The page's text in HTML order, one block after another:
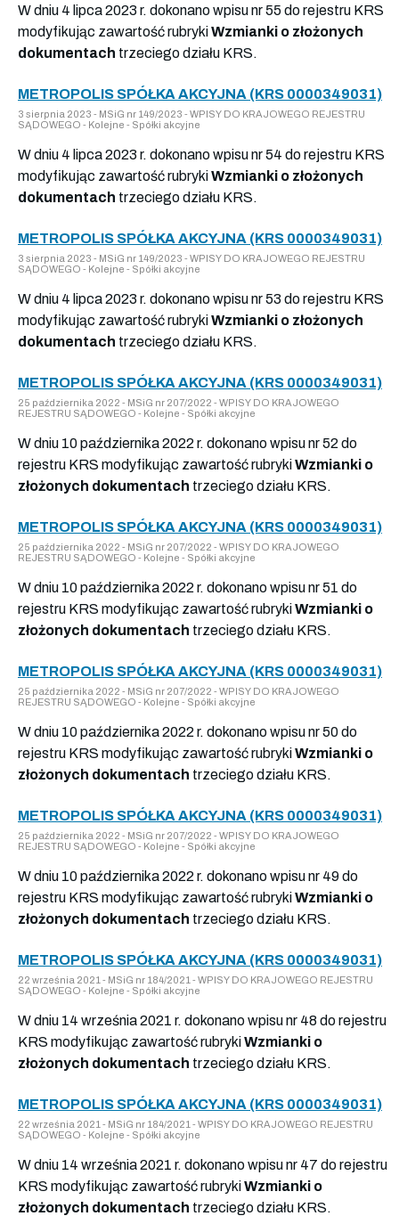
W dniu 4 lipca 2023 r. dokonano wpisu nr 55 do rejestru KRS
modyfikując zawartość rubrykiWzmianki o złożonych
dokumentach trzeciego działu KRS.
METROPOLIS SPÓŁKA AKCYJNA (KRS 0000349031)
3 sierpnia 2023 - MSiG nr 149/2023 - WPISY DO KRAJOWEGO REJESTRU
SĄDOWEGO - Kolejne - Spółki akcyjne
W dniu 4 lipca 2023 r. dokonano wpisu nr 54 do rejestru KRS
modyfikując zawartość rubrykiWzmianki o złożonych
dokumentach trzeciego działu KRS.
METROPOLIS SPÓŁKA AKCYJNA (KRS 0000349031)
3 sierpnia 2023 - MSiG nr 149/2023 - WPISY DO KRAJOWEGO REJESTRU
SĄDOWEGO - Kolejne - Spółki akcyjne
W dniu 4 lipca 2023 r. dokonano wpisu nr 53 do rejestru KRS
modyfikując zawartość rubrykiWzmianki o złożonych
dokumentach trzeciego działu KRS.
METROPOLIS SPÓŁKA AKCYJNA (KRS 0000349031)
25 października 2022 - MSiG nr 207/2022 - WPISY DO KRAJOWEGO
REJESTRU SĄDOWEGO - Kolejne - Spółki akcyjne
W dniu 10 października 2022 r. dokonano wpisu nr 52 do
rejestru KRS modyfikując zawartość rubrykiWzmianki o
złożonych dokumentach trzeciego działu KRS.
METROPOLIS SPÓŁKA AKCYJNA (KRS 0000349031)
25 października 2022 - MSiG nr 207/2022 - WPISY DO KRAJOWEGO
REJESTRU SĄDOWEGO - Kolejne - Spółki akcyjne
W dniu 10 października 2022 r. dokonano wpisu nr 51 do
rejestru KRS modyfikując zawartość rubrykiWzmianki o
złożonych dokumentach trzeciego działu KRS.
METROPOLIS SPÓŁKA AKCYJNA (KRS 0000349031)
25 października 2022 - MSiG nr 207/2022 - WPISY DO KRAJOWEGO
REJESTRU SĄDOWEGO - Kolejne - Spółki akcyjne
W dniu 10 października 2022 r. dokonano wpisu nr 50 do
rejestru KRS modyfikując zawartość rubrykiWzmianki o
złożonych dokumentach trzeciego działu KRS.
METROPOLIS SPÓŁKA AKCYJNA (KRS 0000349031)
25 października 2022 - MSiG nr 207/2022 - WPISY DO KRAJOWEGO
REJESTRU SĄDOWEGO - Kolejne - Spółki akcyjne
W dniu 10 października 2022 r. dokonano wpisu nr 49 do
rejestru KRS modyfikując zawartość rubrykiWzmianki o
złożonych dokumentach trzeciego działu KRS.
METROPOLIS SPÓŁKA AKCYJNA (KRS 0000349031)
22 września 2021 - MSiG nr 184/2021 - WPISY DO KRAJOWEGO REJESTRU
SĄDOWEGO - Kolejne - Spółki akcyjne
W dniu 14 września 2021 r. dokonano wpisu nr 48 do rejestru
KRS modyfikując zawartość rubrykiWzmianki o
złożonych dokumentach trzeciego działu KRS.
METROPOLIS SPÓŁKA AKCYJNA (KRS 0000349031)
22 września 2021 - MSiG nr 184/2021 - WPISY DO KRAJOWEGO REJESTRU
SĄDOWEGO - Kolejne - Spółki akcyjne
W dniu 14 września 2021 r. dokonano wpisu nr 47 do rejestru
KRS modyfikując zawartość rubrykiWzmianki o
złożonych dokumentach trzeciego działu KRS.